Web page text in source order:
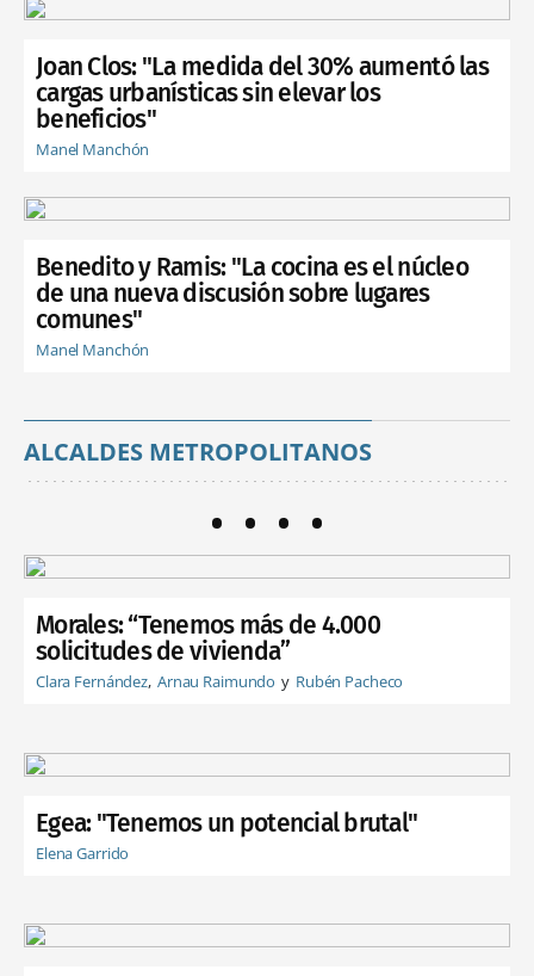
Joan Clos: "La medida del 30% aumentó las
cargas urbanísticas sin elevar los
beneficios"
Manel Manchón
Benedito y Ramis: "La cocina es el núcleo
de una nueva discusión sobre lugares
comunes"
Manel Manchón
ALCALDES METROPOLITANOS
Morales: “Tenemos más de 4.000
solicitudes de vivienda”
Clara Fernández Arnau Raimundo Rubén Pacheco
Egea: "Tenemos un potencial brutal"
Elena Garrido